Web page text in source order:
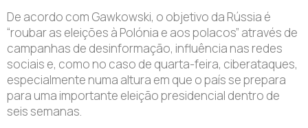
De acordo com Gawkowski, o objetivo da Rússia é
“roubar as eleições à Polónia e aos polacos” através de
campanhas de desinformação, influência nas redes
sociais e, como no caso de quarta-feira, ciberataques,
especialmente numa altura em que o país se prepara
para uma importante eleição presidencial dentro de
seis semanas.